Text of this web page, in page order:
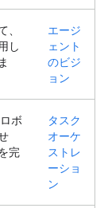
、
し
エージ
ェント
のビジ
ョン
ボ
完
タスク
オーケ
ストレ
ーショ
ン